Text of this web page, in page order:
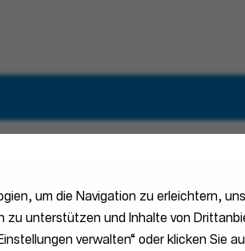
um die Navigation zu erleichtern,
zu unterstützen und Inhalte von
verwalten“ oder klicken Sie